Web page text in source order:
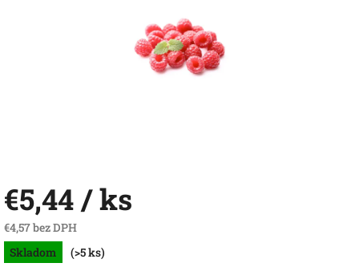
€5,44 / ks
€4,57 bez DPH
Jednotková
cena:
Skladom (>5 ks)